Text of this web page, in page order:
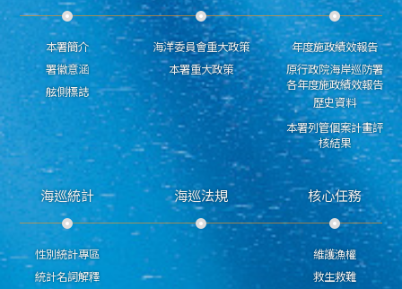
本署簡介
署徽意涵
舷側標誌
海洋委員會重大政策
本署重大政策
年度施政績效報告
原行政院海岸巡防署
各年度施政績效報告
歷史資料
本署列管個案計畫評
核結果
海巡統計
性別統計專區
統計名詞解釋
海巡法規 核心任務
維護漁權
救生救難